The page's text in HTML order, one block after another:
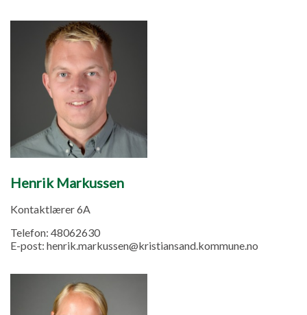
Henrik Markussen
Kontaktlærer 6A
Telefon: 48062630
E-post: henrik.markussen@kristiansand.kommune.no